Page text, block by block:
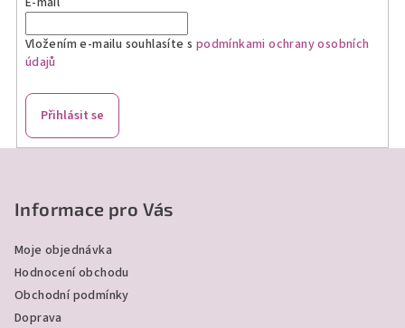
Vložením e-mailu souhlasíte s podmínkami ochrany osobních
údajů
Přihlásit se
Informace pro Vás
Moje objednávka
Hodnocení obchodu
Obchodní podmínky
Doprava